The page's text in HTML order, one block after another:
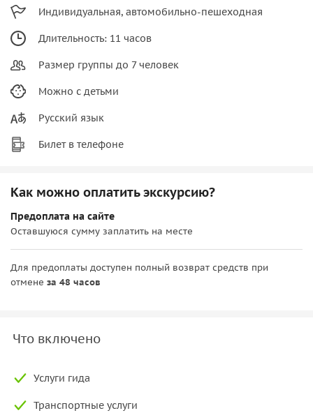
Индивидуальная, автомобильно-пешеходная
Длительность: 11 часов
Размер группы до 7 человек
Можно с детьми
Русский язык
Билет в телефоне
Как можно оплатить экскурсию?
Предоплата на сайте
Оставшуюся сумму заплатить на месте
Для предоплаты доступен полный возврат средств при
отмене за 48 часов
Что включено
Услуги гида
Транспортные услуги